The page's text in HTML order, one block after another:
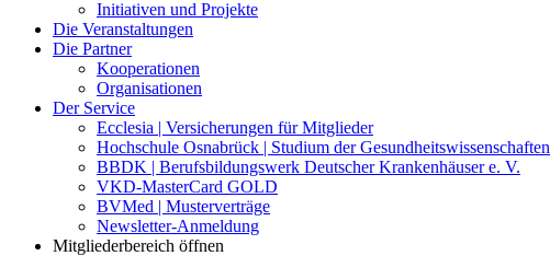
Initiativen und Projekte
Die Veranstaltungen
Die Partner
Kooperationen
Organisationen
Der Service
Ecclesia | Versicherungen für Mitglieder
Hochschule Osnabrück | Studium der Gesundheitswissenschaften
BBDK | Berufsbildungswerk Deutscher Krankenhäuser e. V.
VKD-MasterCard GOLD
BVMed | Musterverträge
Newsletter-Anmeldung
Mitgliederbereich öffnen